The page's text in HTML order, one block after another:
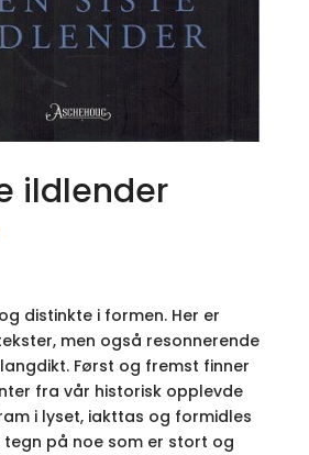
ildlender
distinkte i formen. Her er
men også resonnerende
Først og fremst finner
fra vår historisk opplevde
i lyset, iakttas og formidles
tegn på noe som er stort og